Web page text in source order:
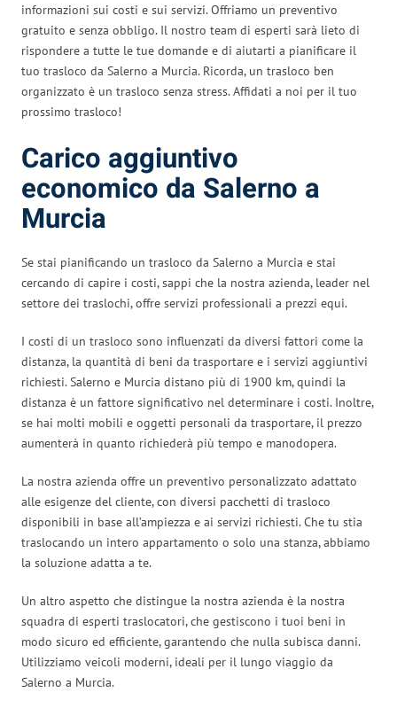
informazioni sui costi e sui servizi. Offriamo un preventivo
gratuito e senza obbligo. Il nostro team di esperti sarà lieto di
rispondere a tutte le tue domande e di aiutarti a pianificare il
tuo trasloco da Salerno a Murcia. Ricorda, un trasloco ben
organizzato è un trasloco senza stress. Affidati a noi per il tuo
prossimo trasloco!
Carico aggiuntivo
economico da Salerno a
Murcia
Se stai pianificando un trasloco da Salerno a Murcia e stai
cercando di capire i costi, sappi che la nostra azienda, leader nel
settore dei traslochi, offre servizi professionali a prezzi equi.
I costi di un trasloco sono influenzati da diversi fattori come la
distanza, la quantità di beni da trasportare e i servizi aggiuntivi
richiesti. Salerno e Murcia distano più di 1900 km, quindi la
distanza è un fattore significativo nel determinare i costi. Inoltre,
se hai molti mobili e oggetti personali da trasportare, il prezzo
aumenterà in quanto richiederà più tempo e manodopera.
La nostra azienda offre un preventivo personalizzato adattato
alle esigenze del cliente, con diversi pacchetti di trasloco
disponibili in base all’ampiezza e ai servizi richiesti. Che tu stia
traslocando un intero appartamento o solo una stanza, abbiamo
la soluzione adatta a te.
Un altro aspetto che distingue la nostra azienda è la nostra
squadra di esperti traslocatori, che gestiscono i tuoi beni in
modo sicuro ed efficiente, garantendo che nulla subisca danni.
Utilizziamo veicoli moderni, ideali per il lungo viaggio da
Salerno a Murcia.